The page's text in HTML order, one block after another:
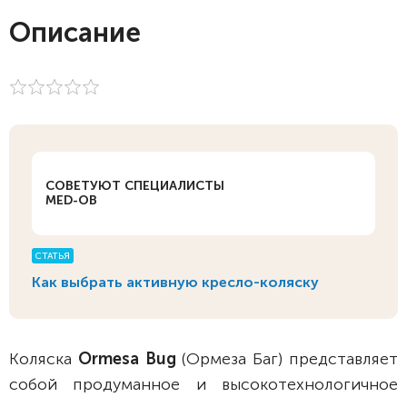
Описание
СОВЕТУЮТ СПЕЦИАЛИСТЫ
MED-OB
СТАТЬЯ
Как выбрать активную кресло-коляску
Коляска Ormesa Bug(Ормеза Баг) представляет
собой продуманное и высокотехнологичное